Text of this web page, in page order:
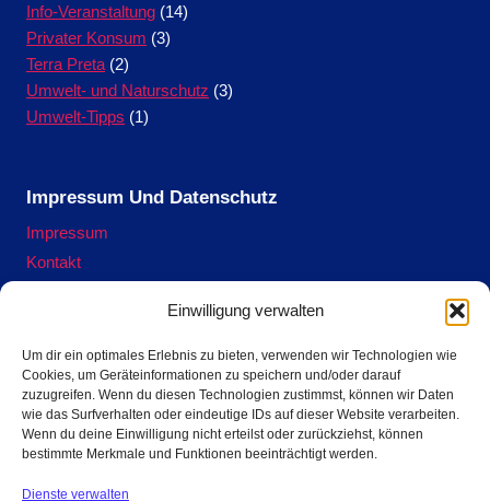
Einwilligung verwalten
Um dir ein optimales Erlebnis zu bieten, verwenden wir Technologien wie
Cookies, um Geräteinformationen zu speichern und/oder darauf
zuzugreifen. Wenn du diesen Technologien zustimmst, können wir Daten
wie das Surfverhalten oder eindeutige IDs auf dieser Website verarbeiten.
Wenn du deine Einwilligung nicht erteilst oder zurückziehst, können
bestimmte Merkmale und Funktionen beeinträchtigt werden.
Dienste verwalten
Info-Veranstaltung (14)
Privater Konsum (3)
Terra Preta (2)
Umwelt- und Naturschutz (3)
Umwelt-Tipps (1)
Impressum Und Datenschutz
Impressum
Kontakt
Cookie-Richtlinie (EU)
Terra Preta Ofen ausleihen hier.
Jetzt Reservieren